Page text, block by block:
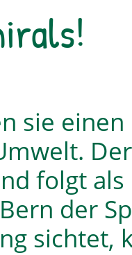
sie einen
Der
folgt als
der
sichtet,